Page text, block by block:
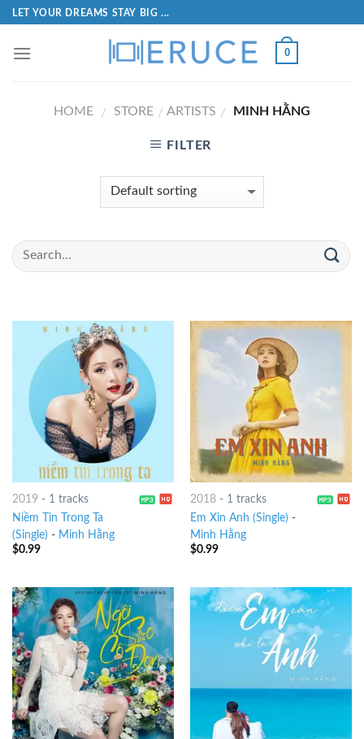
LET YOUR DREAMS STAY BIG ...
0
HOME / STORE / ARTISTS / MINH HẰNG
FILTER
2019 - 1 tracks
Niềm Tin Trong Ta
(Single) - Minh Hằng
$0.99
2018- 1 tracks
Em Xin Anh (Single) -
Minh Hằng
$0.99